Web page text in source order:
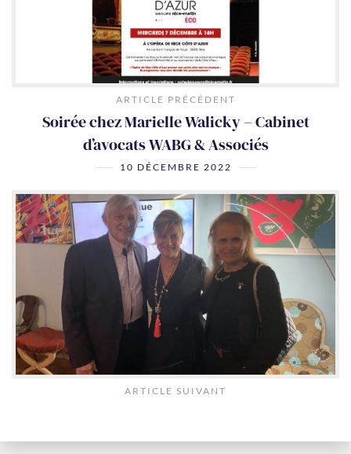
ARTICLE PRÉCÉDENT
Soirée chez Marielle Walicky – Cabinet
d’avocats WABG & Associés
10 DÉCEMBRE 2022
ARTICLE SUIVANT